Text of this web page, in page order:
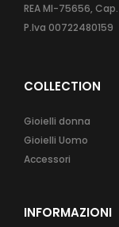
REA MI-75656,
P.Iva 00722480159
COLLECTION
Gioielli donna
Gioielli Uomo
Accessori
INFORMAZIONI